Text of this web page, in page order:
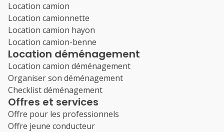
Location camion
Location camionnette
Location camion hayon
Location camion-benne
Location déménagement
Location camion déménagement
Organiser son déménagement
Checklist déménagement
Offres et services
Offre pour les professionnels
Offre jeune conducteur